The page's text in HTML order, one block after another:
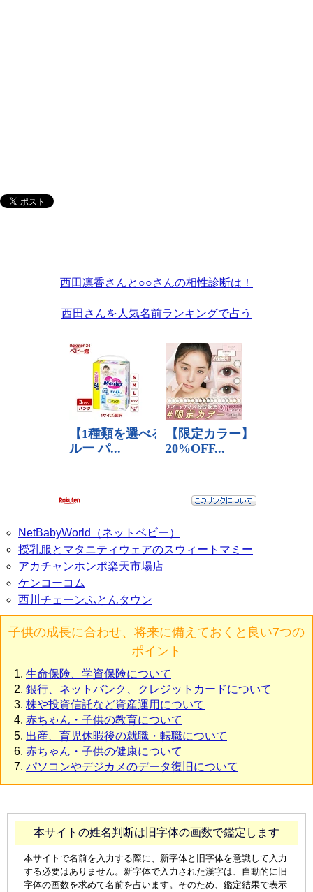
西田凛香さんと○○さんの相性診断は！
西田さんを人気名前ランキングで占う
NetBabyWorld（ネットベビー）
授乳服とマタニティウェアのスウィートマミー
アカチャンホンポ楽天市場店
ケンコーコム
西川チェーンふとんタウン
子供の成長に合わせ、将来に備えておくと良い7つの
ポイント
生命保険、学資保険について
銀行、ネットバンク、クレジットカードについて
株や投資信託など資産運用について
赤ちゃん・子供の教育について
出産、育児休暇後の就職・転職について
赤ちゃん・子供の健康について
パソコンやデジカメのデータ復旧について
本サイトの姓名判断は旧字体の画数で鑑定します
本サイトで名前を入力する際に、新字体と旧字体を意識して入力
する必要はありません。新字体で入力された漢字は、自動的に旧
字体の画数を求めて名前を占います。そのため、鑑定結果で表示